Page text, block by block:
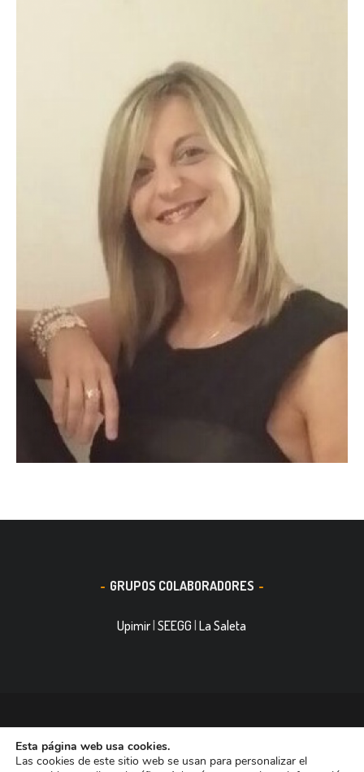
GRUPOS COLABORADORES
Upimir |SEEGG |La Saleta
© 2016, Smith&Nephew, S.A. es un negocio mundial de
tecnología médica dedicada a mejorar la vida de las personas.
Esta página web usa cookies.
Las cookies de este sitio web se usan para personalizar el